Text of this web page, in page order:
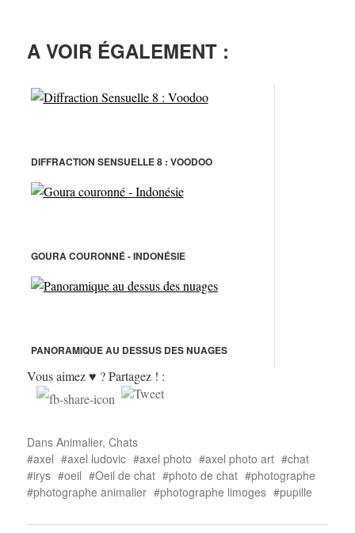
A VOIR ÉGALEMENT :
DIFFRACTION SENSUELLE 8 : VOODOO
GOURA COURONNÉ - INDONÉSIE
PANORAMIQUE AU DESSUS DES NUAGES
Vous aimez ♥ ? Partagez ! :
Dans Animalier, Chats
axel
axel ludovic axel photo axel photo art
chat
irys
oeil Oeil de chat photo de chat
photographe
photographe animalier
photographe limoges pupille